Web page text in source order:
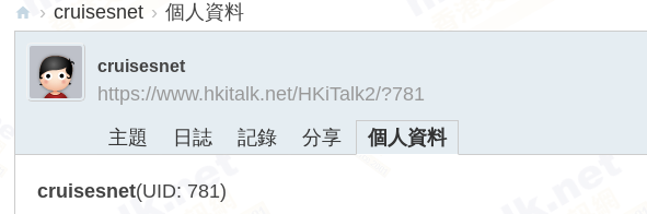
hk
lk.
› cruisesnet › 個人資料
cruisesnet
https://www.hkitalk.net/HKiTalk2/?781
主題
日誌 記錄 分享 個人資料
cruisesnet(UID: 781)